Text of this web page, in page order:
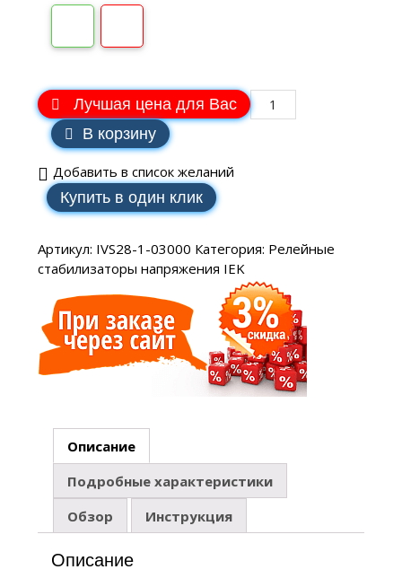
Лучшая цена для Вас
В корзину
Добавить в список желаний
Купить в один клик
Артикул: IVS28-1-03000 Категория: Релейные
стабилизаторы напряжения IEK
Описание
Подробные характеристики
Обзор
Инструкция
Описание